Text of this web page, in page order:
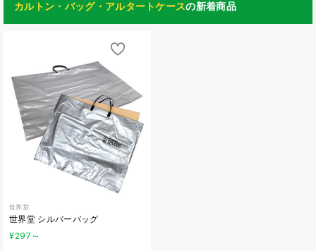
カルトン・バッグ・アルタートケースの新着商品
世界堂
世界堂 シルバーバッグ
¥297 ～